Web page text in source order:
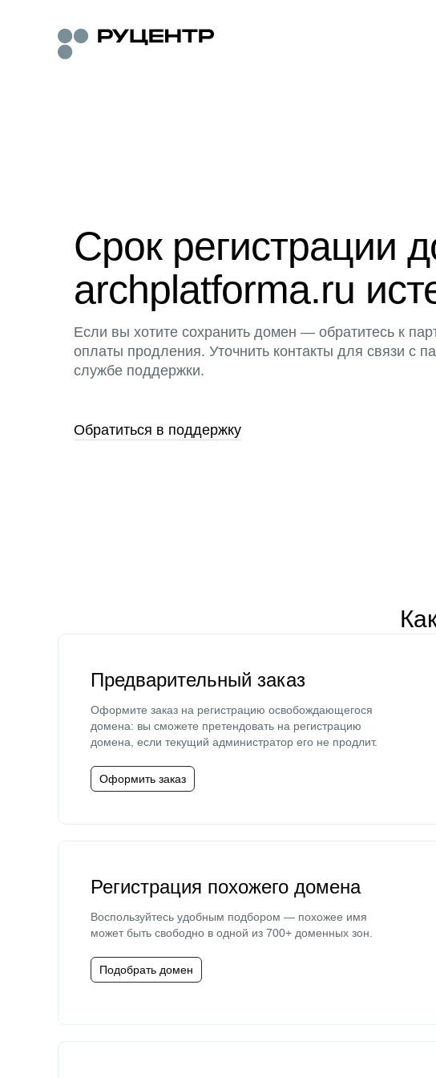
Срок регистрации
archplatforma.ru
Если вы хотите сохранить домен — обратитесь к
оплаты продления. Уточнить контакты для связи с
службе поддержки.
Обратиться в поддержку
Предварительный заказ
Оформите заказ на регистрацию освобождающегося
домена: вы сможете претендовать на регистрацию
домена, если текущий администратор его не продлит.
Оформить заказ
Регистрация похожего домена
Воспользуйтесь удобным подбором — похожее имя
может быть свободно в одной из 700+ доменных зон.
Подобрать домен